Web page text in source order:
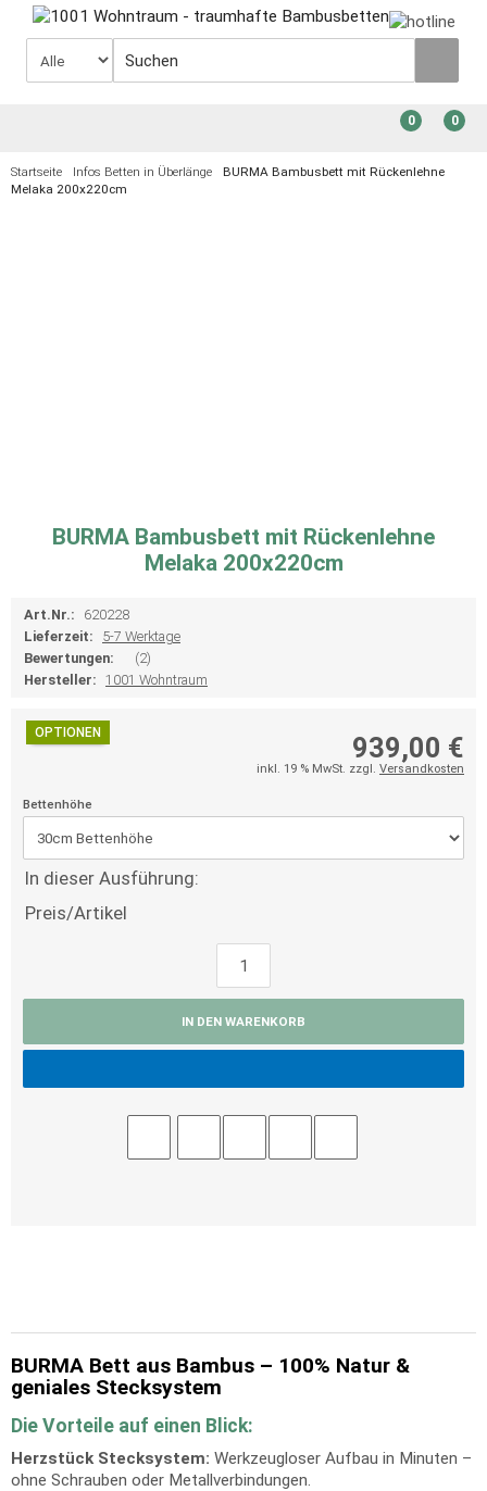
0
0
Startseite Infos Betten in Überlänge
BURMA Bambusbett mit Rückenlehne
Melaka 200x220cm
BURMA Bambusbett mit Rückenlehne
Melaka 200x220cm
Art.Nr.:
620228
Lieferzeit:
5-7 Werktage
Bewertungen:
(2)
Hersteller: 1001 Wohntraum
OPTIONEN 939,00 €
inkl. 19 % MwSt. zzgl. Versandkosten
Bettenhöhe
In dieser Ausführung:
Preis/Artikel
IN DEN WARENKORB
BURMA Bett aus Bambus – 100% Natur &
geniales Stecksystem
Die Vorteile auf einen Blick:
Herzstück Stecksystem: Werkzeugloser Aufbau in Minuten –
ohne Schrauben oder Metallverbindungen.